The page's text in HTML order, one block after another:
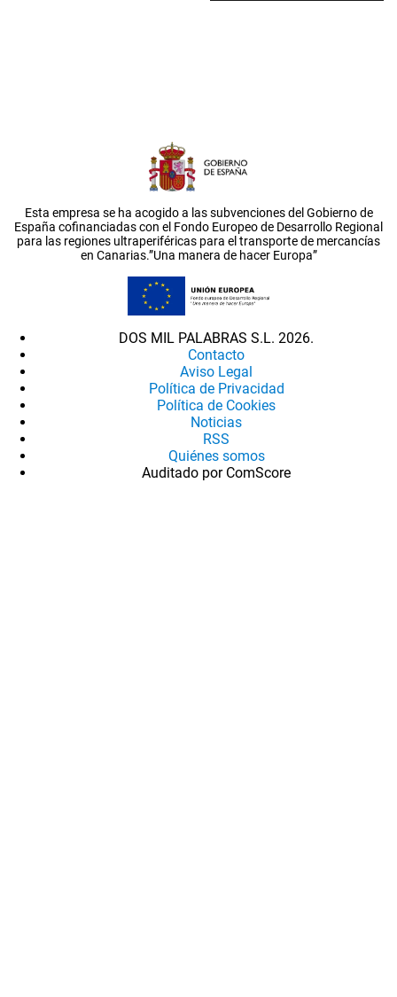
Esta empresa se ha acogido a las subvenciones del Gobierno de
España cofinanciadas con el Fondo Europeo de Desarrollo Regional
para las regiones ultraperiféricas para el transporte de mercancías
en Canarias.”Una manera de hacer Europa”
DOS MIL PALABRAS S.L. 2026.
Contacto
Aviso Legal
Política de Privacidad
Política de Cookies
Noticias
RSS
Quiénes somos
Auditado por ComScore